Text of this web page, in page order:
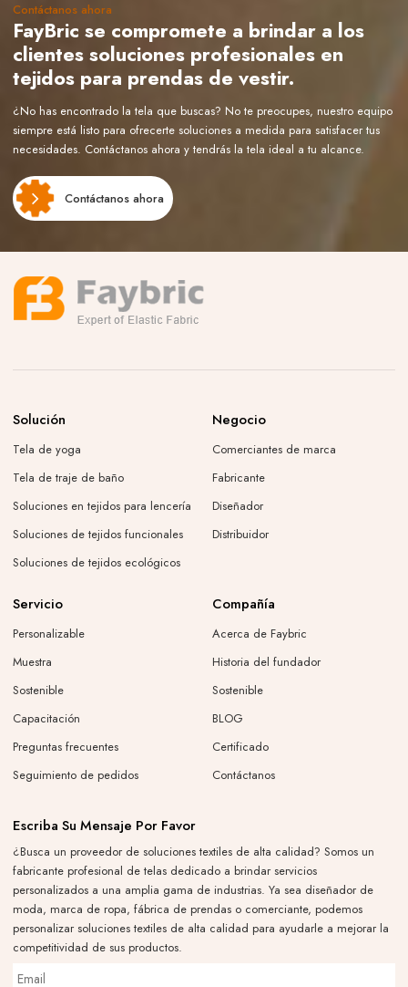
Contáctanos ahora
FayBric se compromete a brindar a los
clientes soluciones profesionales en
tejidos para prendas de vestir.
¿No has encontrado la tela que buscas? No te preocupes, nuestro equipo
siempre está listo para ofrecerte soluciones a medida para satisfacer tus
necesidades. Contáctanos ahora y tendrás la tela ideal a tu alcance.
Contáctanos ahora
Solución
Tela de yoga
Tela de traje de baño
Soluciones en tejidos para lencería
Soluciones de tejidos funcionales
Soluciones de tejidos ecológicos
Negocio
Comerciantes de marca
Fabricante
Diseñador
Distribuidor
Servicio
Personalizable
Muestra
Sostenible
Capacitación
Preguntas frecuentes
Seguimiento de pedidos
Compañía
Acerca de Faybric
Historia del fundador
Sostenible
BLOG
Certificado
Contáctanos
Escriba Su Mensaje Por Favor
¿Busca un proveedor de soluciones textiles de alta calidad? Somos un
fabricante profesional de telas dedicado a brindar servicios
personalizados a una amplia gama de industrias. Ya sea diseñador de
moda, marca de ropa, fábrica de prendas o comerciante, podemos
personalizar soluciones textiles de alta calidad para ayudarle a mejorar la
competitividad de sus productos.